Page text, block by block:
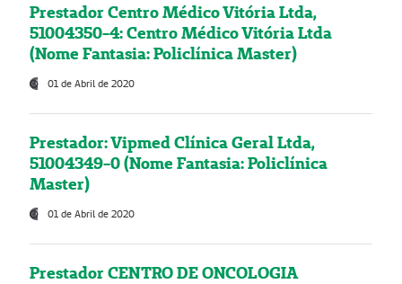
Prestador Centro Médico Vitória Ltda,
51004350-4: Centro Médico Vitória Ltda
(Nome Fantasia: Policlínica Master)
01 de Abril de 2020
Prestador: Vipmed Clínica Geral Ltda,
51004349-0 (Nome Fantasia: Policlínica
Master)
01 de Abril de 2020
Prestador CENTRO DE ONCOLOGIA